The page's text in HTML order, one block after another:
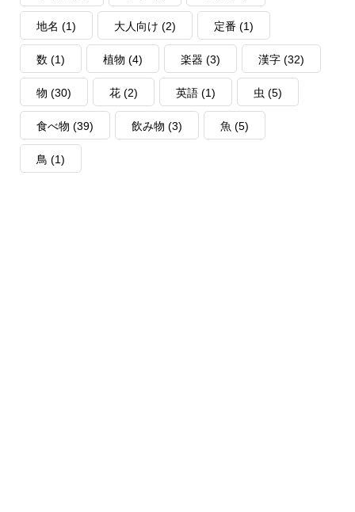
地名 (1) 大人向け (2) 定番 (1)
数 (1) 植物 (4) 楽器 (3) 漢字(32)
物 (30) 花(2) 英語(1) 虫 (5)
食べ物 (39) 飲み物 (3) 魚 (5)
鳥 (1)